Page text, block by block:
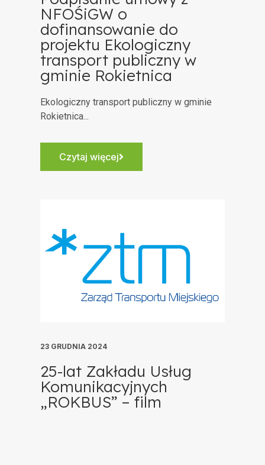
NFOŚiGW o
dofinansowanie do
projektu Ekologiczny
transport publiczny w
gminie Rokietnica
Ekologiczny transport publiczny w gminie
Rokietnica...
Czytaj więcej
23 GRUDNIA 2024
25-lat Zakładu Usług
Komunikacyjnych
„ROKBUS” – film